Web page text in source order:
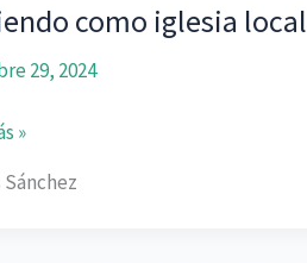
como iglesia local
29, 2024
»